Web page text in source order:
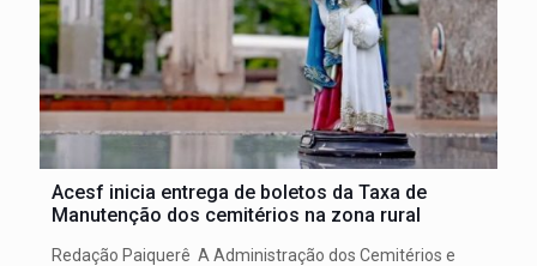
Acesf inicia entrega de boletos da Taxa de
Manutenção dos cemitérios na zona rural
Redação Paiquerê A Administração dos Cemitérios e